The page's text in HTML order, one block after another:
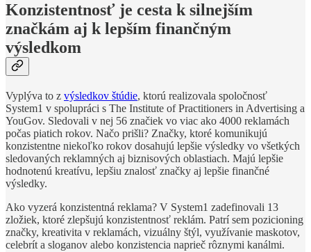
Konzistentnosť je cesta k silnejším
značkám aj k lepším finančným
výsledkom
Vyplýva to z výsledkov štúdie, ktorú realizovala spoločnosť
System1 v spolupráci s The Institute of Practitioners in Advertising a
YouGov. Sledovali v nej 56 značiek vo viac ako 4000 reklamách
počas piatich rokov. Načo prišli? Značky, ktoré komunikujú
konzistentne niekoľko rokov dosahujú lepšie výsledky vo všetkých
sledovaných reklamných aj biznisových oblastiach. Majú lepšie
hodnotenú kreatívu, lepšiu znalosť značky aj lepšie finančné
výsledky.
Ako vyzerá konzistentná reklama? V System1 zadefinovali 13
zložiek, ktoré zlepšujú konzistentnosť reklám. Patrí sem pozicioning
značky, kreativita v reklamách, vizuálny štýl, využívanie maskotov,
celebrít a sloganov alebo konzistencia naprieč rôznymi kanálmi.